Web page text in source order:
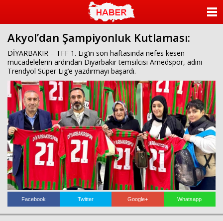
bizim
mekan
çemberleme
makinası
kurumsal
web
Akyol’dan Şampiyonluk Kutlaması:
DİYARBAKIR – TFF 1. Lig’in son haftasında nefes kesen
mücadelelerin ardından Diyarbakır temsilcisi Amedspor, adını
Trendyol Süper Lig’e yazdırmayı başardı.
Facebook Twitter Google+ Whatsapp
KATEGORİLER
YAZARLAR
ANKETLER
FOTO GALERİ
VİDEO GALERİ
KÜNYE
İLETİŞİM